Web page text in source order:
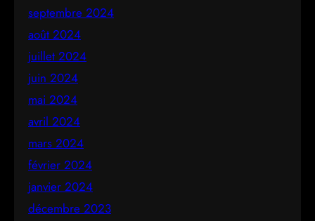
septembre 2024
août 2024
juillet 2024
juin 2024
mai 2024
avril 2024
mars 2024
février 2024
janvier 2024
décembre 2023